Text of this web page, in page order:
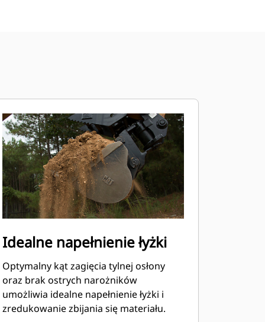
Idealne napełnienie łyżki
Optymalny kąt zagięcia tylnej osłony
oraz brak ostrych narożników
umożliwia idealne napełnienie łyżki i
zredukowanie zbijania się materiału.